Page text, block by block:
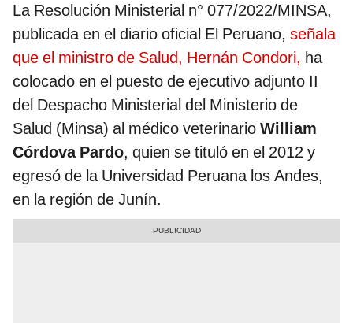
La Resolución Ministerial n° 077/2022/MINSA,
publicada en el diario oficial El Peruano, señala
que el ministro de Salud, Hernán Condori, ha
colocado en el puesto de ejecutivo adjunto II
del Despacho Ministerial del Ministerio de
Salud (Minsa) al médico veterinario William
Córdova Pardo, quien se tituló en el 2012 y
egresó de la Universidad Peruana los Andes,
en la región de Junín.